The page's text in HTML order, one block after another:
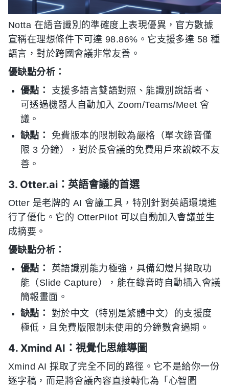
Notta 在語音識別的準確度上表現優異，官方數據
宣稱在理想條件下可達 98.86%。它支援多達 58 種
語言，對於跨國會議非常友善。
優缺點分析：
優點：
支援多語言雙語對照、能識別說話者、
可透過機器人自動加入 Zoom/Teams/Meet 會
議。
缺點：
免費版本的限制較為嚴格（單次錄音僅
限 3 分鐘），對於長會議的免費用戶來說較不友
善。
3. Otter.ai：英語會議的首選
Otter 是老牌的 AI 會議工具，特別針對英語環境進
行了優化。它的 OtterPilot 可以自動加入會議並生
成摘要。
優缺點分析：
優點：
英語識別能力極強，具備幻燈片擷取功
能（Slide Capture），能在錄音時自動插入會議
簡報畫面。
缺點：
對於中文（特別是繁體中文）的支援度
極低，且免費版限制未使用的分鐘數會過期。
4. Xmind AI：視覺化思維導圖
Xmind AI 採取了完全不同的路徑。它不是給你一份
逐字稿，而是將會議內容直接轉化為「心智圖